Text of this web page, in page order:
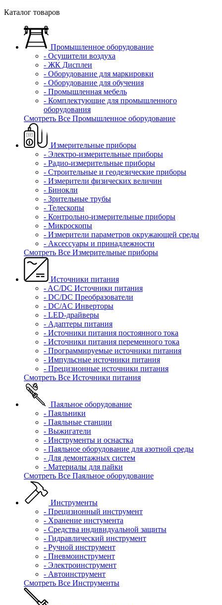
Каталог товаров
Промышленное оборудование
- Осушители воздуха
- ЖК Дисплеи
- Оборудование для маркировки
- Оборудование для обучения
- Промышленная мебель
- Комплектующие для промышленного
оборудования
Смотреть Все Промышленное оборудование
Измерительные приборы
- Электро-измерительные приборы
- Радио-измерительные приборы
- Строительные и геодезические приборы
- Измерители физических величин
- Бинокли
- Зрительные трубы
- Телескопы
- Контрольно-измерительные приборы
- Микроскопы
- Измерители параметров окружающей среды
- Аксессуары и принадлежности
Смотреть Все Измерительные приборы
Источники питания
- AC/DC Источники питания
- DC/DC Преобразователи
- DC/AC Инверторы
- LED-драйверы
- Адаптеры питания
- Источники питания постоянного тока
- Источники питания переменного тока
- Программируемые источники питания
- Импульсные источники питания
- Прецизионные источники питания
Смотреть Все Источники питания
Паяльное оборудование
- Паяльники
- Паяльные станции
- Выжигатели
- Инструменты и оснастка
- Паяльное оборудование для азотной среды
- Для демонтажных систем
- Материалы для пайки
Смотреть Все Паяльное оборудование
Инструменты
- Прецизионный инструмент
- Хранение инстумента
- Средства индивидуальной защиты
- Гидравлический инструмент
- Ручной инструмент
- Пневмоинструмент
- Электроинструмент
- Автоинструмент
Смотреть Все Инструменты